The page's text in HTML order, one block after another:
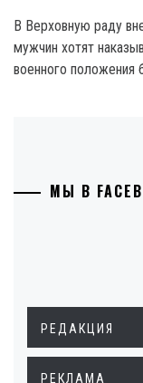
В Верховную раду
мужчин хотят
военного положения
МЫ В
РЕДАКЦИЯ
РЕКЛАМА